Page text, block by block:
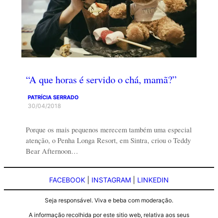
“A que horas é servido o chá, mamã?”
PATRÍCIA SERRADO
30/04/2018
Porque os mais pequenos merecem também uma especial
atenção, o Penha Longa Resort, em Sintra, criou o Teddy
Bear Afternoon…
FACEBOOK INSTAGRAM LINKEDIN
Seja responsável. Viva e beba com moderação.
A informação recolhida por este sitio web, relativa aos seus